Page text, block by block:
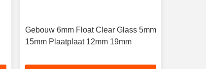
Gebouw 6mm Float Clear Glass 5mm
15mm Plaatplaat 12mm 19mm